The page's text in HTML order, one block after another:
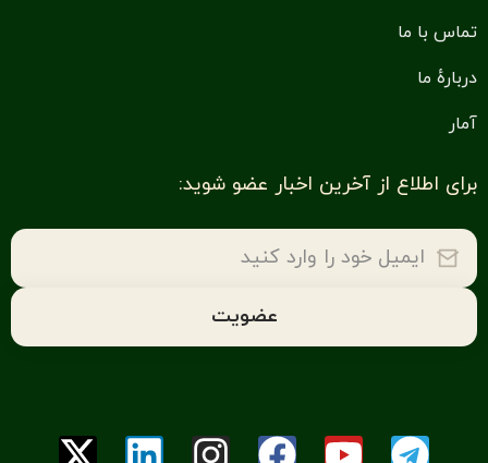
تماس با ما
دربارهٔ ما
آمار
برای اطلاع از آخرین اخبار عضو شوید: